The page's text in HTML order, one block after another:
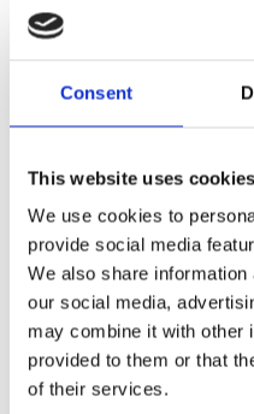
Consent
This website uses cookies
We use cookies to
provide social media
We also share
our social media,
may combine it with other
provided to them or that
of their services.
92 PLN
Siłownik turbiny KKK BV39 VW
Caddy III 04-15, Audi A3 03-
Numer artykułu:5439-970-
0029-AC
Stan Nowy